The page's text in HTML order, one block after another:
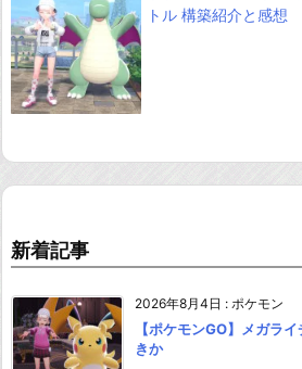
トル 構築紹介と感想
新着記事
2026年8月4日 : ポケモン
【ポケモンGO】メガラ
きか